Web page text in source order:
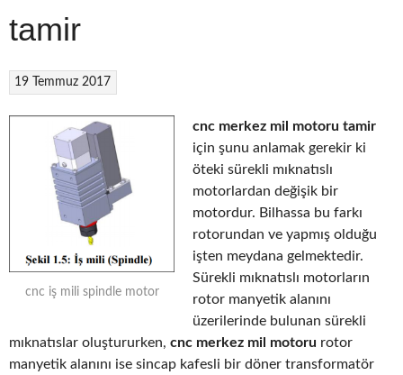
tamir
19 Temmuz 2017
cnc iş mili spindle motor
cnc merkez mil motoru tamir
için şunu anlamak gerekir ki
öteki sürekli mıknatıslı
motorlardan değişik bir
motordur. Bilhassa bu farkı
rotorundan ve yapmış olduğu
işten meydana gelmektedir.
Sürekli mıknatıslı motorların
rotor manyetik alanını
üzerilerinde bulunan sürekli
mıknatıslar oluştururken, cnc merkez mil motoru rotor
manyetik alanını ise sincap kafesli bir döner transformatör